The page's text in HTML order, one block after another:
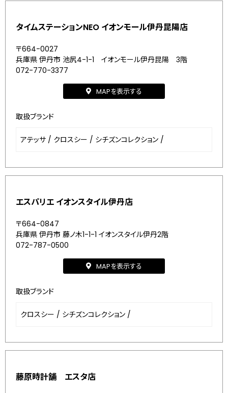
タイムステーションNEO イオンモール伊丹昆陽店
〒664-0027
兵庫県 伊丹市 池尻4-1-1 イオンモール伊丹昆陽 3階
072-770-3377
MAPを表示する
取扱ブランド
アテッサ / クロスシー / シチズンコレクション /
エスパリエ イオンスタイル伊丹店
〒664-0847
兵庫県 伊丹市 藤ノ木1-1-1 イオンスタイル伊丹2階
072-787-0500
MAPを表示する
取扱ブランド
クロスシー / シチズンコレクション /
藤原時計舗 エスタ店